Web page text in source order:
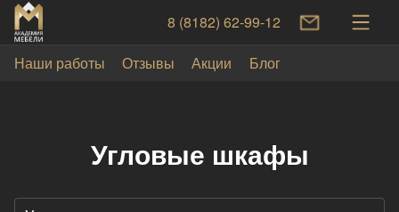
8 (8182) 62-99-12
Наши работы Отзывы Акции Блог
Угловые шкафы